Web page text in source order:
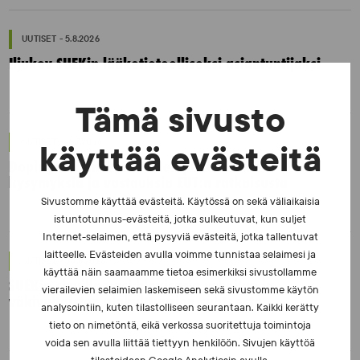
Tämä sivusto
käyttää evästeitä
Sivustomme käyttää evästeitä. Käytössä on sekä väliaikaisia
istuntotunnus-evästeitä, jotka sulkeutuvat, kun suljet
Internet-selaimen, että pysyviä evästeitä, jotka tallentuvat
laitteelle. Evästeiden avulla voimme tunnistaa selaimesi ja
käyttää näin saamaamme tietoa esimerkiksi sivustollamme
vierailevien selaimien laskemiseen sekä sivustomme käytön
analysointiin, kuten tilastolliseen seurantaan. Kaikki kerätty
tieto on nimetöntä, eikä verkossa suoritettuja toimintoja
voida sen avulla liittää tiettyyn henkilöön. Sivujen käyttöä
UUTISET - 5.8.2026
Iljukov SUEKin lääketieteelliseksi asiantuntijaksi
Dopingrikkomuspäätösten julkistaminen:
kysymyksiä ja vastauksia EUT:n ratkaisusta
UUTISET - 30.6.2026
SUEKin sivuilla uusi blogisarja urheilun ja
väkivaltaisten alakulttuurien suhteesta